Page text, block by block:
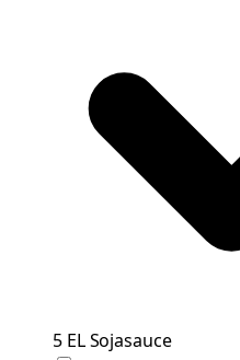
5 ELSojasauce